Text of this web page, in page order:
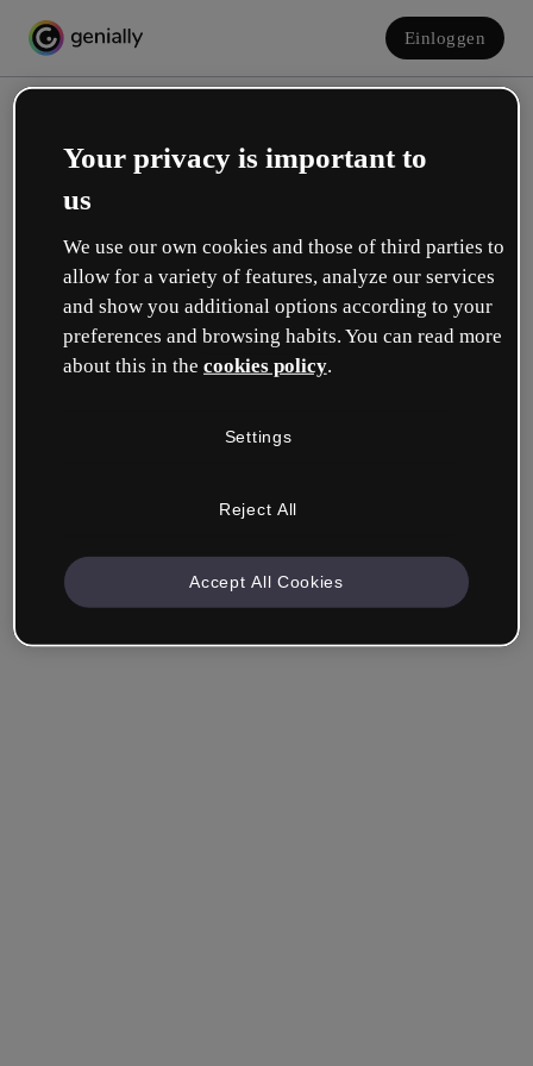
Einloggen
Erstelle dein kostenloses Konto!
Was beschreibt deine Rolle am besten?
Unternehmen & Professionals
einem anderen Bereich.
Your privacy is important to
us
We use our own cookies and those of third parties to
allow for a variety of features, analyze our services
and show you additional options according to your
preferences and browsing habits. You can read more
about this in the cookies policy.
Settings
Reject All
Accept All Cookies